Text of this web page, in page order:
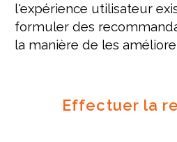
l'expérience utilisateur
formuler des
la manière de les
Effectuer la